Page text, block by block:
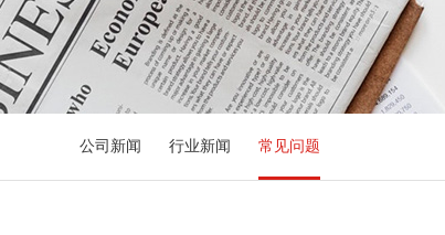
公司新闻 行业新闻 常见问题